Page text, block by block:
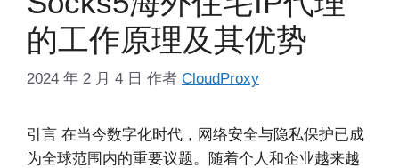
的工作原理及其优势
2024 年 2 月 4 日 作者 CloudProxy
引言 在当今数字化时代，网络安全与隐私保护已成
为全球范围内的重要议题。随着个人和企业越来越